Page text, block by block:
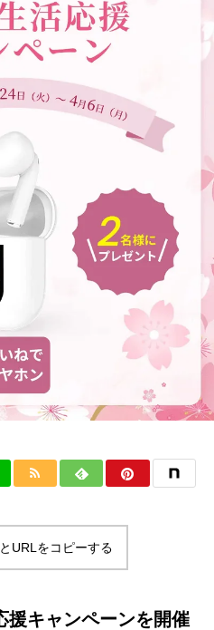
URLをコピーする
キャンペーンを開催